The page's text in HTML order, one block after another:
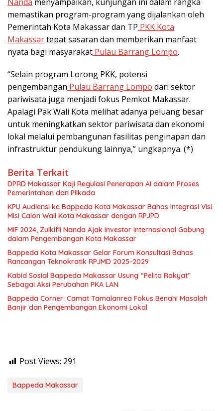
memastikan program-program yang dijalankan oleh
Pemerintah Kota Makassar dan TP PKK Kota
Makassartepat sasaran dan memberikan manfaat
nyata bagi masyarakat Pulau Barrang Lompo.
“Selain program Lorong PKK, potensi
pengembangan Pulau Barrang Lompo dari sektor
pariwisata juga menjadi fokus Pemkot Makassar.
Apalagi Pak Wali Kota melihat adanya peluang besar
untuk meningkatkan sektor pariwisata dan ekonomi
lokal melalui pembangunan fasilitas penginapan dan
infrastruktur pendukung lainnya,” ungkapnya. (*)
Berita Terkait
DPRD Makassar Kaji Regulasi Penerapan AI dalam Proses
Pemerintahan dan Pilkada
KPU Audiensi ke Bappeda Kota Makassar Bahas Integrasi Visi
Misi Calon Wali Kota Makassar dengan RPJPD
MIF 2024, Zulkifli Nanda Ajak Investor Internasional Gabung
dalam Pengembangan Kota Makassar
Bappeda Kota Makassar Gelar Forum Konsultasi Bahas
Rancangan Teknokratik RPJMD 2025-2029
Kabid Sosial Bappeda Makassar Usung “Pelita Rakyat”
Sebagai Aksi Perubahan PKA LAN
Bappeda Corner: Camat Tamalanrea Fokus Benahi Masalah
Banjir dan Pengembangan Ekonomi Lokal
Post Views: 291
Bappeda Makassar